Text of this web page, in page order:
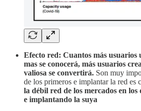
Efecto red: Cuantos más
mas se conocerá, más usuarios
valiosa se convertirá. Son muy
de los primeros e implantar la red es
la débil red de los mercados en los
e implantando la suya